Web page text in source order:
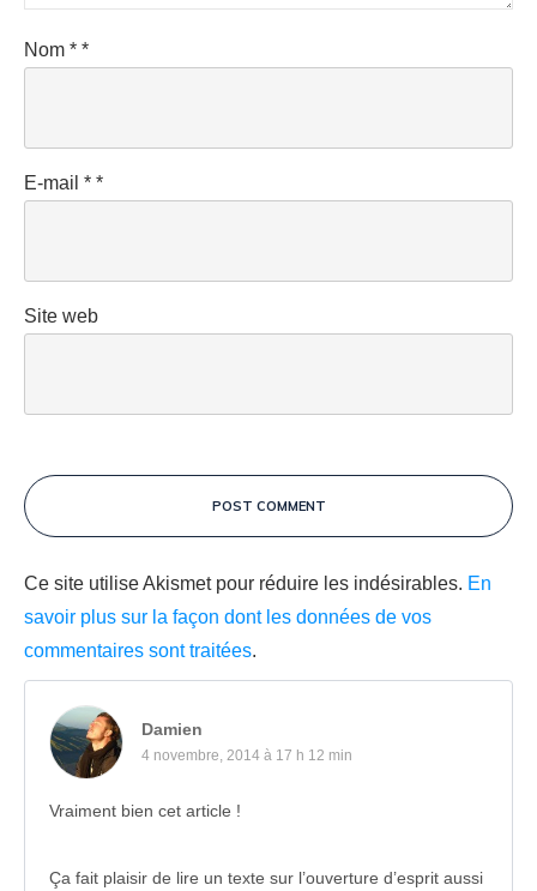
Nom * *
E-mail * *
Site web
POST COMMENT
Ce site utilise Akismet pour réduire les indésirables. En
savoir plus sur la façon dont les données de vos
commentaires sont traitées.
Damien
4 novembre, 2014 à 17 h 12 min
Vraiment bien cet article !
Ça fait plaisir de lire un texte sur l’ouverture d’esprit aussi